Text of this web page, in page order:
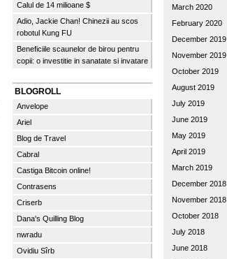
Calul de 14 milioane $
Adio, Jackie Chan! Chinezii au scos
robotul Kung FU
Beneficiile scaunelor de birou pentru
copii: o investitie in sanatate si invatare
BLOGROLL
Anvelope
Ariel
Blog de Travel
Cabral
Castiga Bitcoin online!
Contrasens
Criserb
Dana's Quilling Blog
nwradu
Ovidiu Sîrb
March 2020
February 2020
December 2019
November 2019
October 2019
August 2019
July 2019
June 2019
May 2019
April 2019
March 2019
December 2018
November 2018
October 2018
July 2018
June 2018